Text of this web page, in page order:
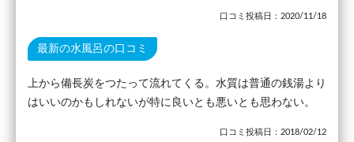
口コミ投稿日：2020/11/18
最新の水風呂の口コミ
上から備長炭をつたって流れてくる。水質は普通の銭湯より
はいいのかもしれないが特に良いとも悪いとも思わない。
口コミ投稿日：2018/02/12